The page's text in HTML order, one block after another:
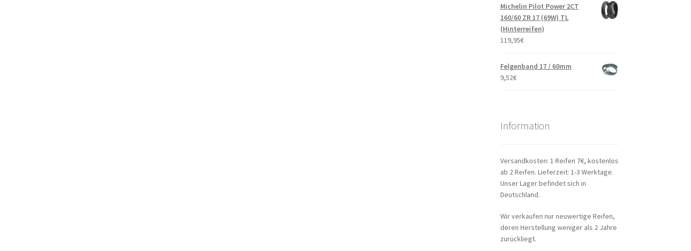
Michelin Pilot Power 2CT
160/60 ZR 17 (69W) TL
(Hinterreifen)
119,95€
Felgenband 17 / 60mm
9,52€
Information
Versandkosten: 1 Reifen 7€, kostenlos
ab 2 Reifen. Lieferzeit: 1-3 Werktage.
Unser Lager befindet sich in
Deutschland.
Wir verkaufen nur neuwertige Reifen,
deren Herstellung weniger als 2 Jahre
zurückliegt.